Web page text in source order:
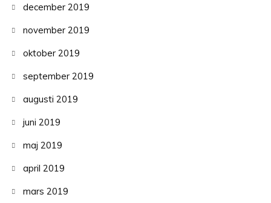
december 2019
november 2019
oktober 2019
september 2019
augusti 2019
juni 2019
maj 2019
april 2019
mars 2019